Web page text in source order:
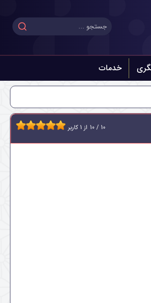
خدمات
10 / 10 از 1 کاربر